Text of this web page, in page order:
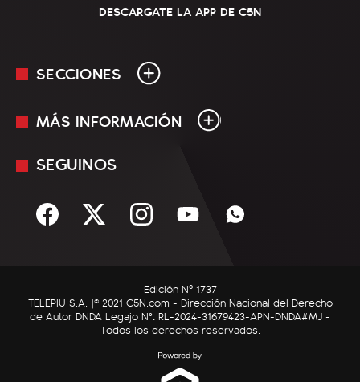
DESCARGATE LA APP DE C5N
SECCIONES
En Vivo
Sociedad
C5N Autos
RatingCero
MÁS INFORMACIÓN
Mediakit
Términos y condiciones
SEGUINOS
Edición Nº 1737
TELEPIU S.A. |© 2021 C5N.com - Dirección Nacional del Derecho
de Autor DNDA Legajo N°: RL-2024-31679423-APN-DNDA#MJ -
Todos los derechos reservados.